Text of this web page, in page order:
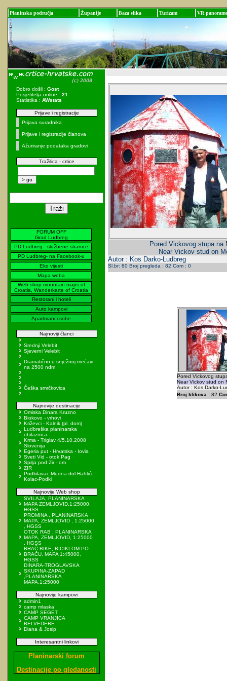
Planinska područja Županije Baza slika Turizam VR panorame
Dobro došli : Gost
Posjetitelja online : 21
Statistika : AWstats
Prijave i registracije
Prijava suradnika
Prijave i registracije članova
Ažuriranje podataka gradovi
Tražilica - crtice
FORUM OFF
Grad Ludbreg
PD Ludbreg - službene stranice
PD Ludbreg- na Facebook-u
Eko vijesti
Mapa weba
Web shop mountain maps of
Croatia, Wanderkarte of Croatia
Restorani i hoteli
Auto kampovi
Apartmani i sobe
Najnoviji članci
Srednji Velebit
Sjeverni Velebit
Dramatično u snježnoj mećavi
na 2500 ndm
Češka smrčkovica
Najnovije destinacije
Omiska Dinara Kruzno
Biokovo - vrhovi
Križevci - Kalnik (pl. dom)
Ludbreška planinarska
obilaznica
Krma - Triglav 4/5.10.2008
Slovenija
Egeria put - Hrvatska - Iovia
Sveti Vid - otok Pag
Spilja pod Zir - om
ZIR
Podkilavac-Mudna dol-Hahlići-
Kolac-Podki
Najnovije Web shop
SVILAJA, PLANINARSKA
MAPA ZEMLJOVID,1:25000,
HGSS
PROMINA , PLANINARSKA
MAPA, ZEMLJOVID , 1:25000
, HGSS
OTOK RAB , PLANINARSKA
MAPA, ZEMLJOVID, 1:25000
, HGSS
BRAČ BIKE, BICIKLOM PO
BRAČU, MAPA 1:45000,
HGSS
DINARA-TROGLAVSKA
SKUPINA-ZAPAD
,PLANINARSKA
MAPA,1:25000
Najnovije kampovi
admin1
camp mlaska
CAMP SEGET
CAMP VRANJICA
BELVEDERE
Diana & Josip
Interesantni linkovi
Planinarski forum
Destinacije po gledanosti
Pored Vickovog stupa na
Near Vickov stud on
Autor : Kos Darko-Ludbreg
Sl.br: 80 Broj pregleda : 82 Com : 0
Pored Vickovog
Near Vickov stud on
Autor : Kos Darko-
Broj klikova :82